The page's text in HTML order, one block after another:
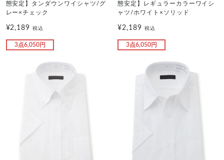
態安定】タンダウンワイシャツ/グ
レー×チェック
¥2,189税込
3点6,050円
態安定】レギュラーカラーワイシ
ャツ/ホワイト×ソリッド
¥2,189 税込
3点6,050円